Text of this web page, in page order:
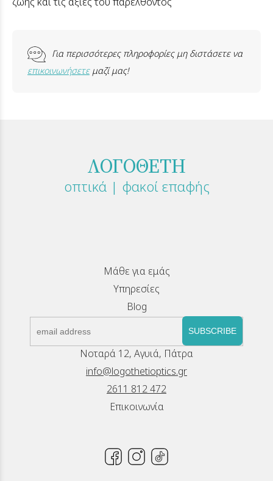
Για περισσότερες πληροφορίες μη διστάσετε να
επικοινωνήσετεμαζί μας!
ΛΟΓΟΘΕΤΗ
οπτικά | φακοί επαφής
Μάθε για εμάς
Υπηρεσίες
Blog
SUBSCRIBE
Νοταρά 12, Αγυιά, Πάτρα
info@logothetioptics.gr
2611 812 472
Επικοινωνία